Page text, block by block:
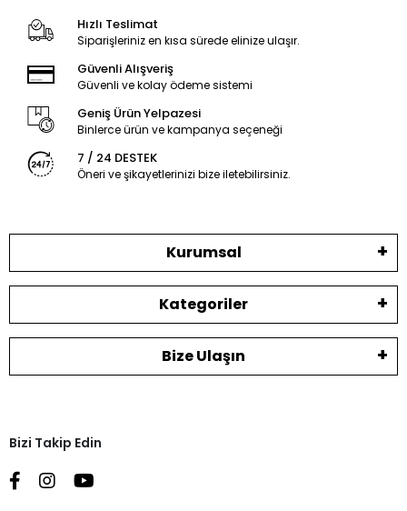
Hızlı Teslimat
Siparişleriniz en kısa sürede elinize ulaşır.
Güvenli Alışveriş
Güvenli ve kolay ödeme sistemi
Geniş Ürün Yelpazesi
Binlerce ürün ve kampanya seçeneği
7 / 24 DESTEK
Öneri ve şikayetlerinizi bize iletebilirsiniz.
Kurumsal
Kategoriler
Bize Ulaşın
Bizi Takip Edin